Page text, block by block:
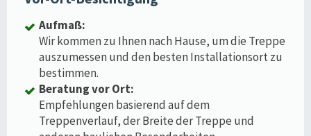
Aufmaß:
Wir kommen zu Ihnen nach Hause, um die Treppe
auszumessen und den besten Installationsort zu
bestimmen.
Beratung vor Ort:
Empfehlungen basierend auf dem
Treppenverlauf, der Breite der Treppe und